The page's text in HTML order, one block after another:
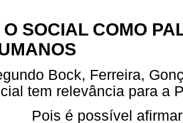
O SOCIAL COMO
Bock, Ferreira,
tem relevância para a
Pois é possível